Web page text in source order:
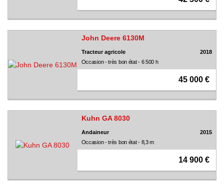
John Deere 6130M
Tracteur agricole
2018
Occasion - très bon état - 6 500 h
45 000 €
Kuhn GA 8030
Andaineur
2015
Occasion - très bon état - 8,3 m
14 900 €